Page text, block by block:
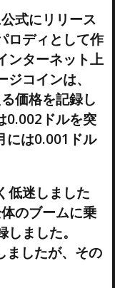
式にリリース
ロディとして作
ンターネット上
コインは、
価格を記録し
0.002ドルを突
には0.001ドル
低迷しました
のブームに乗
ました。
ましたが、その